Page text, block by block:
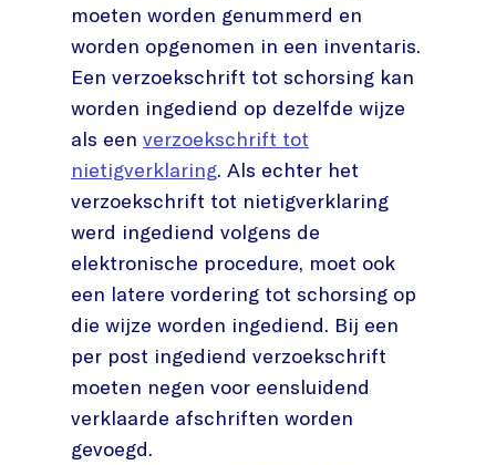
moeten worden genummerd en
worden opgenomen in een inventaris.
Een verzoekschrift tot schorsing kan
worden ingediend op dezelfde wijze
als een verzoekschrift tot
nietigverklaring. Als echter het
verzoekschrift tot nietigverklaring
werd ingediend volgens de
elektronische procedure, moet ook
een latere vordering tot schorsing op
die wijze worden ingediend. Bij een
per post ingediend verzoekschrift
moeten negen voor eensluidend
verklaarde afschriften worden
gevoegd.